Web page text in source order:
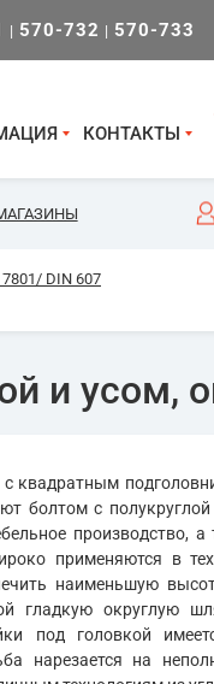
| 570-732 | 570-733
КОНТАКТЫ
DIN 607
и усом,
квадратным
болтом с полукруглой
производство, а
применяются в
наименьшую
гладкую округлую
под головкой
нарезается на